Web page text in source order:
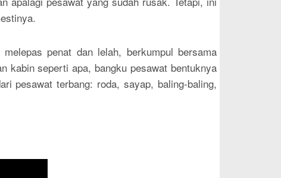
penat dan lelah, berkumpul bersama
kabin seperti apa, bangku pesawat bentuknya
pesawat terbang: roda, sayap, baling-baling,